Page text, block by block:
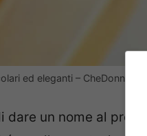
ed eleganti – CheDonna.it
dare un nome al